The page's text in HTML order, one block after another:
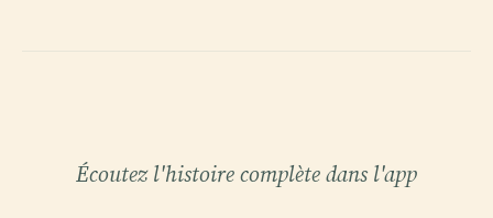
Écoutez l'histoire complète dans l'app